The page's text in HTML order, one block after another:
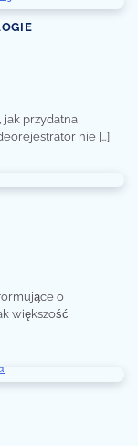
jak przydatna
nie […]
o
większość